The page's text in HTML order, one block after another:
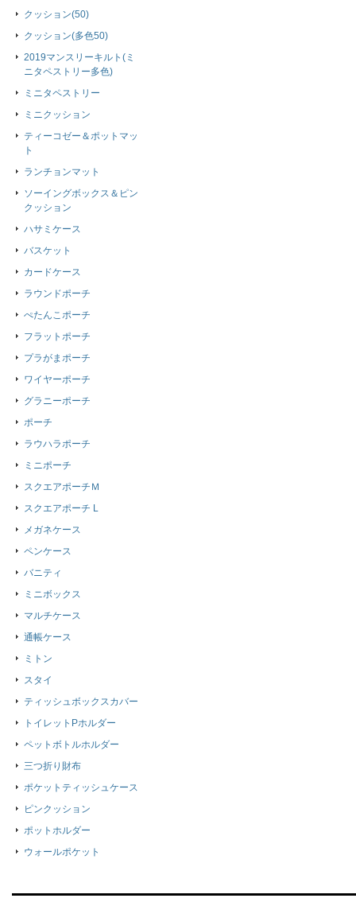
クッション(50)
クッション(多色50)
2019マンスリーキルト(ミ
ニタペストリー多色)
ミニタペストリー
ミニクッション
ティーコゼー＆ポットマッ
ト
ランチョンマット
ソーイングボックス＆ピン
クッション
ハサミケース
バスケット
カードケース
ラウンドポーチ
ぺたんこポーチ
フラットポーチ
プラがまポーチ
ワイヤーポーチ
グラニーポーチ
ポーチ
ラウハラポーチ
ミニポーチ
スクエアポーチＭ
スクエアポーチ L
メガネケース
ペンケース
バニティ
ミニボックス
マルチケース
通帳ケース
ミトン
スタイ
ティッシュボックスカバー
トイレットPホルダー
ペットボトルホルダー
三つ折り財布
ポケットティッシュケース
ピンクッション
ポットホルダー
ウォールポケット